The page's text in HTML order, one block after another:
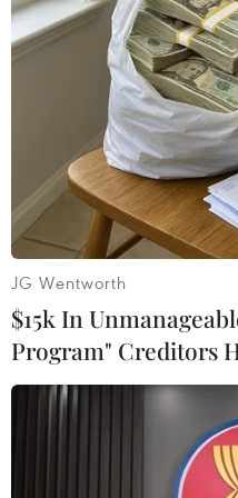
02/06/2026 12:21
Phó Thủ tướng Thường
Công Thương chủ trì,
quan tiếp tục rà soát,
khai xăng E10 trên phạm
JG Wentworth
$15k In
Program" Creditors